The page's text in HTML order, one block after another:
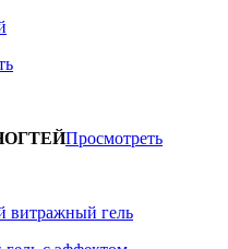
Просмотреть
витражный гель